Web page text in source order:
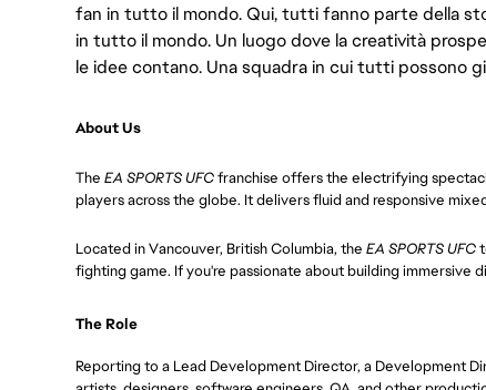
fan in tutto il mondo. Qui, tutti fanno parte della
in tutto il mondo. Un luogo dove la creatività
le idee contano. Una squadra in cui tutti possono
About Us
The EA SPORTS UFCfranchise offers the electrifying
players across the globe. It delivers fluid and responsive
Located in Vancouver, British Columbia, the EA SPORTS UFC
fighting game. If you're passionate about building immersive
The Role
Reporting to a Lead Development Director, a Development